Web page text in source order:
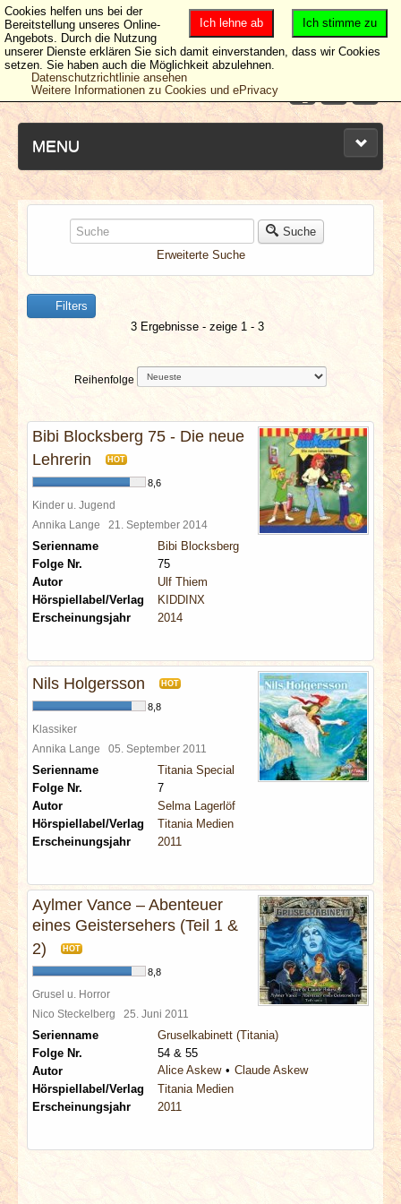
MENU
NEUESTE ARTIKEL
NEWS & DATES
BERICHTE
VERLOSUNGEN
SPECIALS
REDAKTION
LINKS
ARCHIV
Suche
Erweiterte Suche
Filters
3 Ergebnisse - zeige 1 - 3
Reihenfolge
Bibi Blocksberg 75 - Die neue
Lehrerin
HOT
8,6
Kinder u. Jugend
Annika Lange 21. September 2014
Serienname
Bibi Blocksberg
Folge Nr.
75
Autor
Ulf Thiem
Hörspiellabel/Verlag
KIDDINX
Erscheinungsjahr
2014
Nils Holgersson HOT
8,8
Klassiker
Annika Lange 05. September 2011
Serienname
Titania Special
Folge Nr.
7
Autor
Selma Lagerlöf
Hörspiellabel/Verlag
Titania Medien
Erscheinungsjahr
2011
Aylmer Vance – Abenteuer
eines Geistersehers (Teil 1 &
2)
HOT
8,8
Grusel u. Horror
Nico Steckelberg 25. Juni 2011
Serienname
Gruselkabinett (Titania)
Folge Nr.
54 & 55
Autor
Alice Askew
Claude Askew
Hörspiellabel/Verlag
Titania Medien
Erscheinungsjahr
2011
Ich stimme zu
Ich lehne ab
Cookies helfen uns bei der
Bereitstellung unseres Online-
Angebots. Durch die Nutzung
unserer Dienste erklären Sie sich damit einverstanden, dass wir Cookies
setzen. Sie haben auch die Möglichkeit abzulehnen.
Datenschutzrichtlinie ansehen
Weitere Informationen zu Cookies und ePrivacy